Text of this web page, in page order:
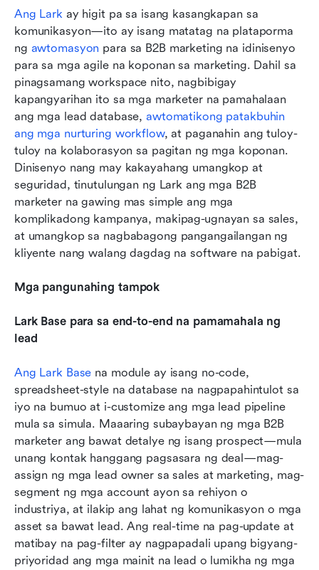
Ang Lark ay higit pa sa isang kasangkapan sa
komunikasyon—ito ay isang matatag na plataporma
ng awtomasyon para sa B2B marketing na idinisenyo
para sa mga agile na koponan sa marketing. Dahil sa
pinagsamang workspace nito, nagbibigay
kapangyarihan ito sa mga marketer na pamahalaan
ang mga lead database, awtomatikong patakbuhin
ang mga nurturing workflow, at paganahin ang tuloy-
tuloy na kolaborasyon sa pagitan ng mga koponan.
Dinisenyo nang may kakayahang umangkop at
seguridad, tinutulungan ng Lark ang mga B2B
marketer na gawing mas simple ang mga
komplikadong kampanya, makipag-ugnayan sa sales,
at umangkop sa nagbabagong pangangailangan ng
kliyente nang walang dagdag na software na pabigat.
Mga pangunahing tampok
Lark Base para sa end-to-end na pamamahala ng
lead
Ang Lark Base na module ay isang no-code,
spreadsheet-style na database na nagpapahintulot sa
iyo na bumuo at i-customize ang mga lead pipeline
mula sa simula. Maaaring subaybayan ng mga B2B
marketer ang bawat detalye ng isang prospect—mula
unang kontak hanggang pagsasara ng deal—mag-
assign ng mga lead owner sa sales at marketing, mag-
segment ng mga account ayon sa rehiyon o
industriya, at ilakip ang lahat ng komunikasyon o mga
asset sa bawat lead. Ang real-time na pag-update at
matibay na pag-filter ay nagpapadali upang bigyang-
priyoridad ang mga mainit na lead o lumikha ng mga